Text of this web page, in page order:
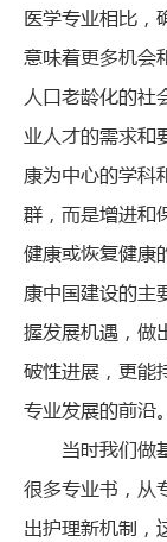
医学专业相比，
意味着更多机会
人口老龄化的社
业人才的需求和
康为中心的学科
群，而是增进和
健康或恢复健康
康中国建设的主
握发展机遇，做
破性进展，更能
专业发展的前沿。
当时我们做
很多专业书，从
出护理新机制，